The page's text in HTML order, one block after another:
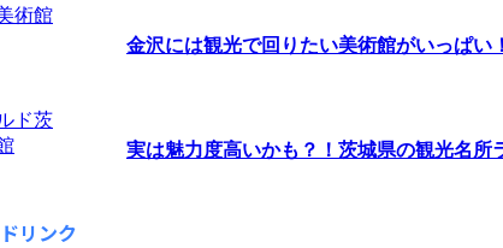
金沢には観光で回りたい美術館がいっぱい
実は魅力度高いかも？！茨城県の観光名所
リンク